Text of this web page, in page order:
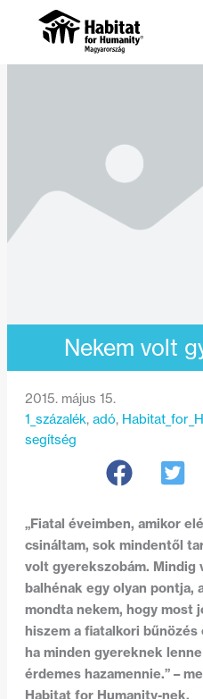
Nekem volt
2015. május 15.
1_százalék, adó,
segítség
„Fiatal éveimben, amikor
csináltam, sok mindentől
volt gyerekszobám. Mindig
balhénak egy olyan pontja,
mondta nekem, hogy most
hiszem a fiatalkori bűnözés
ha minden gyereknek
érdemes hazamennie.” –
Habitat for Humanity-nek.